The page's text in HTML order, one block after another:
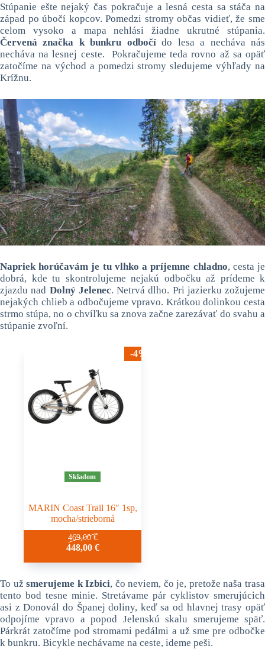
Stúpanie ešte nejaký čas pokračuje a lesná cesta sa stáča na
západ po úbočí kopcov. Pomedzi stromy občas vidieť, že sme
celom vysoko a mapa nehlási žiadne ukrutné stúpania.
Červená značka k bunkru odbočído lesa a necháva nás
necháva na lesnej ceste. Pokračujeme teda rovno až sa opäť
zatočíme na východ a pomedzi stromy sledujeme výhľady na
Krížnu.
Napriek horúčavám je tu vlhko a príjemne chladno, cesta je
dobrá, kde tu skontrolujeme nejakú odbočku až prídeme k
zjazdu nad Dolný Jelenec. Netrvá dlho. Pri jazierku zožujeme
nejakých chlieb a odbočujeme vpravo. Krátkou dolinkou cesta
strmo stúpa, no o chvíľku sa znova začne zarezávať do svahu a
stúpanie zvoľní.
-4%
Skladom
MARIN Coast Trail 16″ 1sp,
mocha/strieborná
469,00€
448,00 €
To užsmerujeme k Izbici, čo neviem, čo je, pretože naša trasa
tento bod tesne minie. Stretávame pár cyklistov smerujúcich
asi z Donovál do Španej doliny, keď sa od hlavnej trasy opäť
odpojíme vpravo a popod Jelenskú skalu smerujeme späť.
Párkrát zatočíme pod stromami pedálmi a už sme pre odbočke
k bunkru. Bicykle nechávame na ceste, ideme peši.